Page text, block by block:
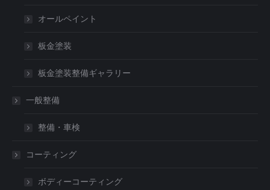
オールペイント
板金塗装
板金塗装整備ギャラリー
一般整備
整備・車検
コーティング
ボディーコーティング